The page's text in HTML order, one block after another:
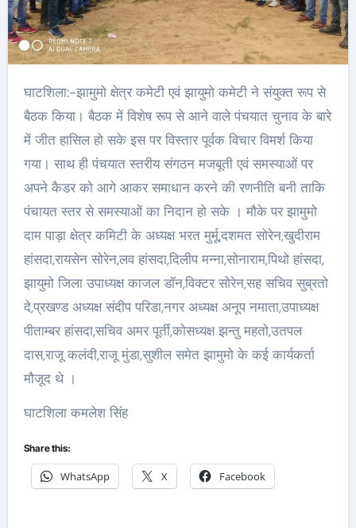
घाटशिला:-झामुमो क्षेत्र कमेटी एवं झायुमो कमेटी ने संयुक्त रूप से
बैठक किया। बैठक में विशेष रूप से आने वाले पंचयात चुनाव के बारे
में जीत हासिल हो सके इस पर विस्तार पूर्वक विचार विमर्श किया
गया। साथ ही पंचयात स्तरीय संगठन मजबूती एवं समस्याओं पर
अपने कैडर को आगे आकर समाधान करने की रणनीति बनी ताकि
पंचायत स्तर से समस्याओं का निदान हो सके । मौके पर झामुमो
दाम पाड़ा क्षेत्र कमिटी के अध्यक्ष भरत मुर्मू,दशमत सोरेन,खुदीराम
हांसदा,रायसेन सोरेन,लव हांसदा,दिलीप मन्ना,सोनाराम,पिथो हांसदा,
झायुमो जिला उपाध्यक्ष काजल डॉन,विक्टर सोरेन,सह सचिव सुब्रतो
दे,प्रखण्ड अध्यक्ष संदीप परिडा,नगर अध्यक्ष अनूप नमाता,उपाध्यक्ष
पीताम्बर हांसदा,सचिव अमर पूर्ती,कोसध्यक्ष झन्तु महतो,उतपल
दास,राजू कलंदी,राजू मुंडा,सुशील समेत झामुमो के कई कार्यकर्ता
मौजूद थे ।
घाटशिला कमलेश सिंह
Share this:
WhatsApp X Facebook